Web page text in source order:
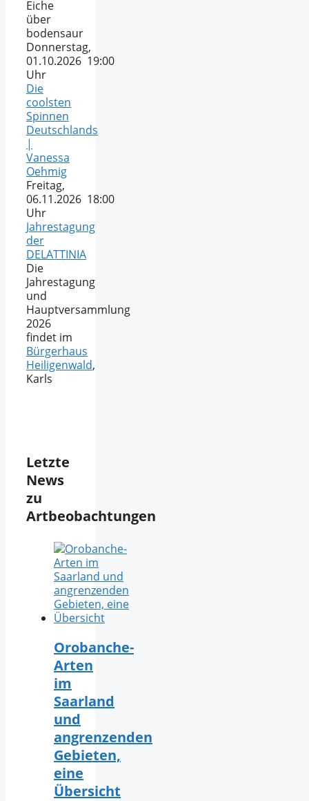
Eiche
über
bodensaur
Donnerstag,
01.10.2026 19:00
Uhr
Die
coolsten
Spinnen
Deutschlands
|
Vanessa
Oehmig
Freitag,
06.11.2026 18:00
Uhr
Jahrestagung
der
DELATTINIA
Die
Jahrestagung
und
Hauptversammlung
2026
findet im
Bürgerhaus
Heiligenwald,
Karls
Letzte
News
zu
Artbeobachtungen
Orobanche-
Arten
im
Saarland
und
angrenzenden
Gebieten,
eine
Übersicht